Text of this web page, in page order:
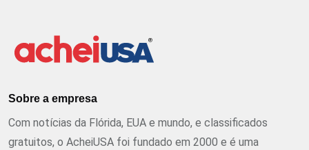
Sobre a empresa
Com notícias da Flórida, EUA e mundo, e classificados
gratuitos, o AcheiUSA foi fundado em 2000 e é uma